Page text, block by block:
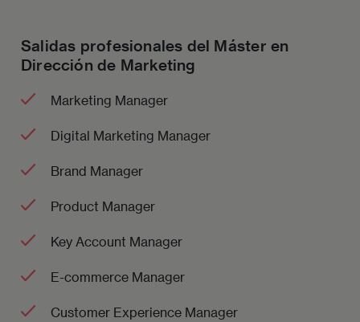
Salidas profesionales del Máster en
Dirección de Marketing
Marketing Manager
Digital Marketing Manager
Brand Manager
Product Manager
Key Account Manager
E-commerce Manager
Customer Experience Manager